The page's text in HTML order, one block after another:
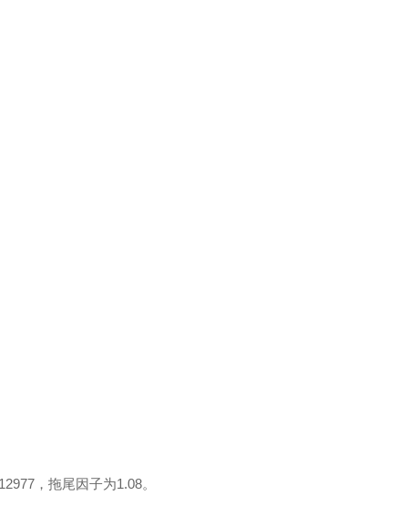
，拖尾因子为1.08。